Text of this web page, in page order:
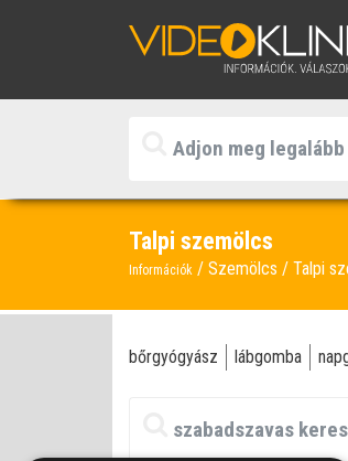
Talpi szemölcs
Információk Szemölcs Talpi
bőrgyógyász lábgomba